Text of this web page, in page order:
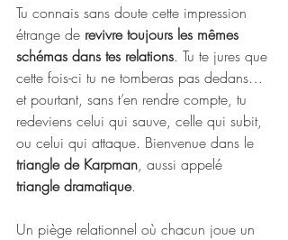
Tu connais sans doute cette impression
étrange de revivre toujours les mêmes
schémas dans tes relations. Tu te jures que
cette fois-ci tu ne tomberas pas dedans…
et pourtant, sans t’en rendre compte, tu
redeviens celui qui sauve, celle qui subit,
ou celui qui attaque. Bienvenue dans le
triangle de Karpman, aussi appelé
triangle dramatique.
Un piège relationnel où chacun joue un